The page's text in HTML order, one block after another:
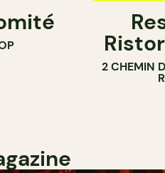
2 CHEMIN